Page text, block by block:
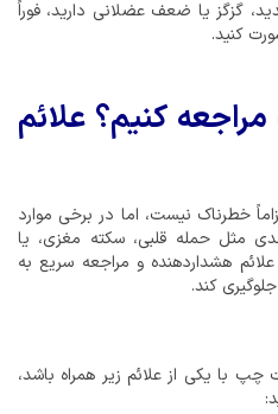
گزگز یا ضعف عضلانی دارید، فوراً
کنید.
کنیم؟ علائم
خطرناک نیست، اما در برخی موارد
مثل حمله قلبی، سکته مغزی، یا
هشداردهنده و مراجعه سریع به
کند.
با یکی از علائم زیر همراه باشد،